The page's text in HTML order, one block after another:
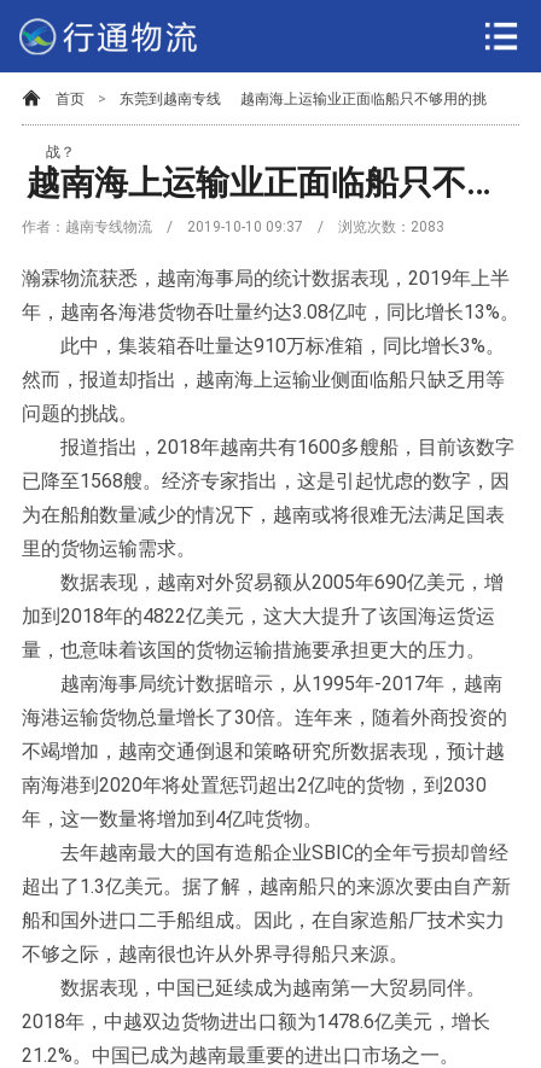
首页 > 东莞到越南专线 越南海上运输业正面临船只不够用的挑
战？
越南海上运输业正面临船只不够用的挑战？
作者：越南专线物流 / 2019-10-10 09:37 / 浏览次数： 2083
瀚霖物流获悉，越南海事局的统计数据表现，2019年上半
年，越南各海港货物吞吐量约达3.08亿吨，同比增长13%。
此中，集装箱吞吐量达910万标准箱，同比增长3%。
然而，报道却指出，越南海上运输业侧面临船只缺乏用等
问题的挑战。
报道指出，2018年越南共有1600多艘船，目前该数字
已降至1568艘。经济专家指出，这是引起忧虑的数字，因
为在船舶数量减少的情况下，越南或将很难无法满足国表
里的货物运输需求。
数据表现，越南对外贸易额从2005年690亿美元，增
加到2018年的4822亿美元，这大大提升了该国海运货运
量，也意味着该国的货物运输措施要承担更大的压力。
越南海事局统计数据暗示，从1995年-2017年，越南
海港运输货物总量增长了30倍。连年来，随着外商投资的
不竭增加，越南交通倒退和策略研究所数据表现，预计越
南海港到2020年将处置惩罚超出2亿吨的货物，到2030
年，这一数量将增加到4亿吨货物。
去年越南最大的国有造船企业SBIC的全年亏损却曾经
超出了1.3亿美元。据了解，越南船只的来源次要由自产新
船和国外进口二手船组成。因此，在自家造船厂技术实力
不够之际，越南很也许从外界寻得船只来源。
数据表现，中国已延续成为越南第一大贸易同伴。
2018年，中越双边货物进出口额为1478.6亿美元，增长
21.2%。中国已成为越南最重要的进出口市场之一。